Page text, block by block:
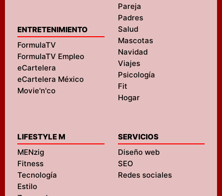
ENTRETENIMIENTO
FormulaTV
FormulaTV Empleo
eCartelera
eCartelera México
Movie'n'co
Pareja
Padres
Salud
Mascotas
Navidad
Viajes
Psicología
Fit
Hogar
LIFESTYLE M
MENzig
Fitness
Tecnología
Estilo
SERVICIOS
Diseño web
SEO
Redes sociales